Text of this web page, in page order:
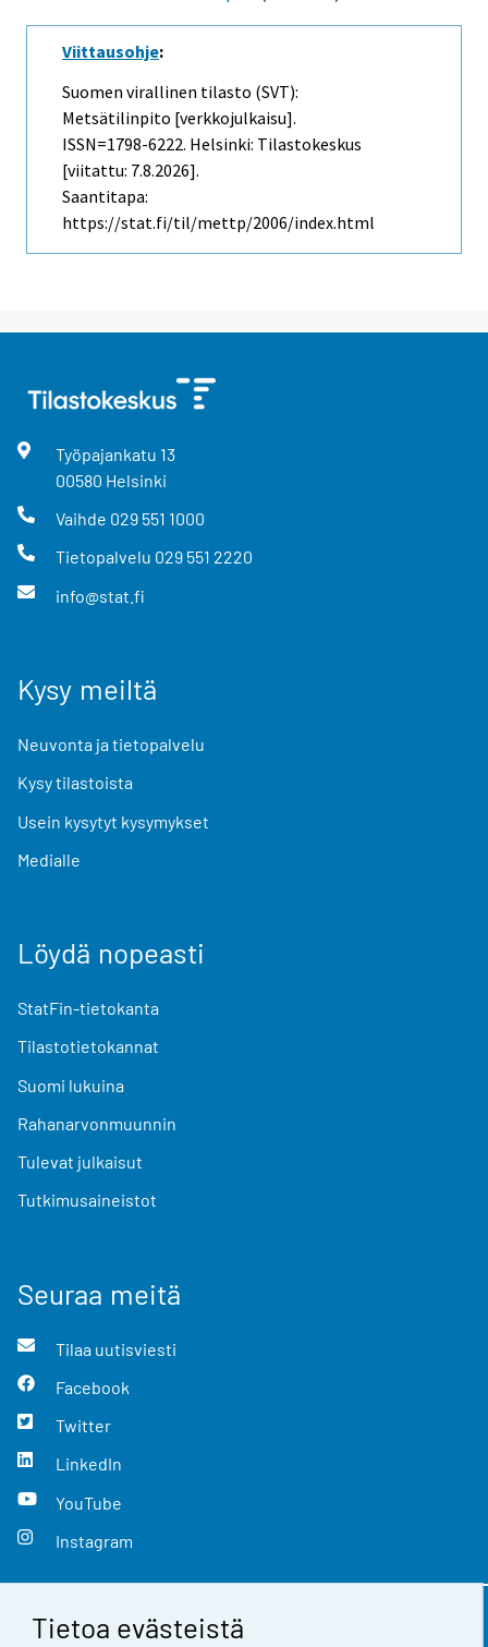
Tietoa evästeistä
Viittausohje:
Suomen virallinen tilasto (SVT):
Metsätilinpito [verkkojulkaisu].
ISSN=1798-6222. Helsinki: Tilastokeskus
[viitattu: 7.8.2026].
Saantitapa:
https://stat.fi/til/mettp/2006/index.html
Työpajankatu 13
00580 Helsinki
Vaihde 029 551 1000
Tietopalvelu 029 551 2220
info@stat.fi
Kysy meiltä
Neuvonta ja tietopalvelu
Kysy tilastoista
Usein kysytyt kysymykset
Medialle
Löydä nopeasti
StatFin-tietokanta
Tilastotietokannat
Suomi lukuina
Rahanarvonmuunnin
Tulevat julkaisut
Tutkimusaineistot
Seuraa meitä
Tilaa uutisviesti
Facebook
Twitter
LinkedIn
YouTube
Instagram
Yhteystiedot